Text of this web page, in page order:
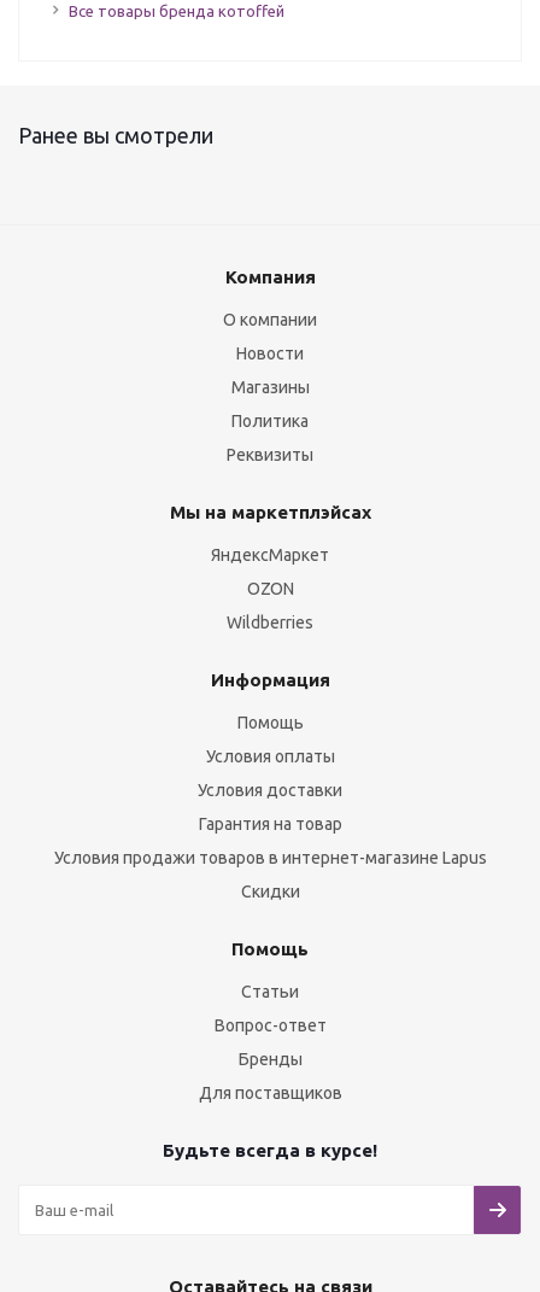
Все товары бренда котоffей
Ранее вы смотрели
Компания
О компании
Новости
Магазины
Политика
Реквизиты
Мы на маркетплэйсах
ЯндексМаркет
OZON
Wildberries
Информация
Помощь
Условия оплаты
Условия доставки
Гарантия на товар
Условия продажи товаров в интернет-магазине Lapus
Скидки
Помощь
Статьи
Вопрос-ответ
Бренды
Для поставщиков
Будьте всегда в курсе!
Оставайтесь на связи